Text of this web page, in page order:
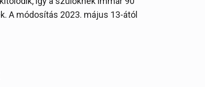
A módosítás 2023. május 13-ától